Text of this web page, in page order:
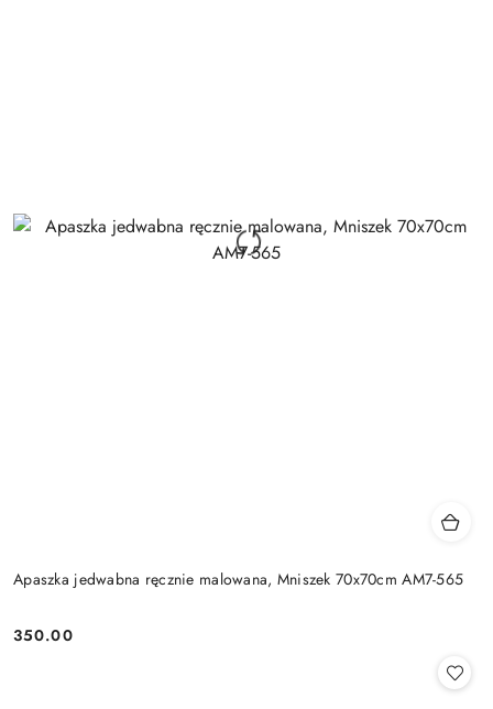
Apaszka jedwabna ręcznie malowana, Mniszek 70x70cm AM7-565
Cena:
350.00